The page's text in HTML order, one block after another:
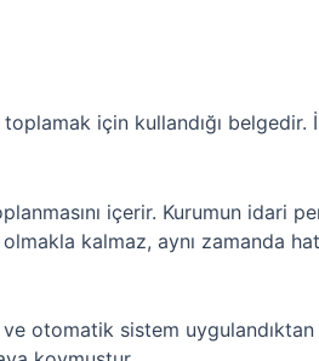
için kullandığı belgedir.
içerir. Kurumun idari
kalmaz, aynı zamanda
ve otomatik sistem